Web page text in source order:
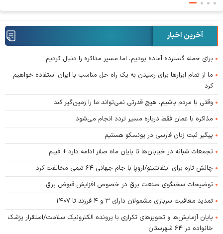
آخرین اخبار
برای حمله گسترده آماده بودیم، اما مسیر مذاکره را دنبال کردیم
ما از تمام ابزار‌ها برای رسیدن به یک راه حل مناسب با ایران استفاده خواهیم
کرد
وقتی با مردم باشیم، هیچ قدرتی نمی‌تواند ما را زمین‌گیر کند
مذاکره با عمان فقط درباره مسیر تردد انجام می‌شود
پیگیر ثبت زبان فارسی در یونسکو هستیم
تجمعات شبانه در خیابان‌ها تا پایان ماه صفر ادامه دارد + فیلم
چالش تازه برای اینفانتینو/اروپا با جام جهانی ۶۴ تیمی مخالفت کرد
توضیحات سخنگوی صنعت برق در خصوص افزایش قبوض برق
تمدید معافیت سربازی مشمولان دارای ۳ و ۴ فرزند تا ۱۴۰۷
پایان آزمایش‌ها و تجویز‌های تکراری با پرونده الکترونیک سلامت/استقرار پزشک
خانواده در ۶۴ شهرستان